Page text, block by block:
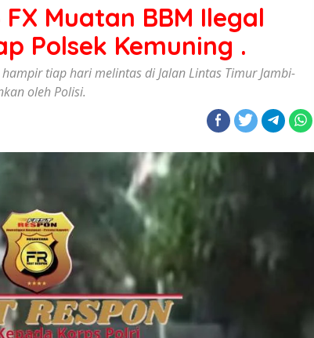
Muatan BBM Ilegal
Polsek Kemuning .
tiap hari melintas di Jalan Lintas Timur Jambi-
oleh Polisi.